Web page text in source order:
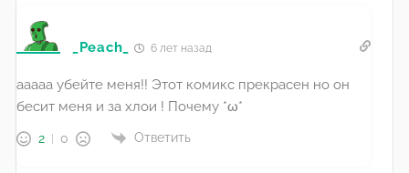
_Peach_ 6 лет назад
ааааа убейте меня!! Этот комикс прекрасен но он
бесит меня и за хлои ! Почему *ω*
2 0 Ответить